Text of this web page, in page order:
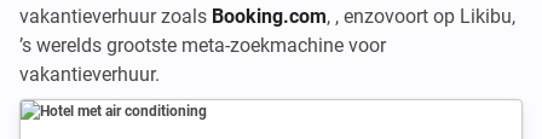
vakantieverhuur zoals Booking.com, , enzovoort op Likibu,
’s werelds grootste meta-zoekmachine voor
vakantieverhuur.